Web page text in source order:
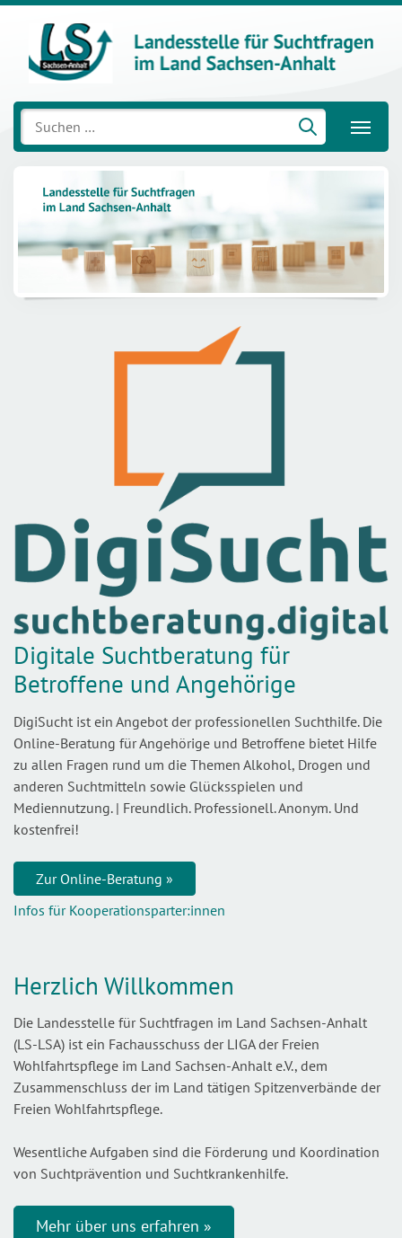
Suchen
nach:
Digitale Suchtberatung für
Betroffene und Angehörige
DigiSucht ist ein Angebot der professionellen Suchthilfe. Die
Online-Beratung für Angehörige und Betroffene bietet Hilfe
zu allen Fragen rund um die Themen Alkohol, Drogen und
anderen Suchtmitteln sowie Glücksspielen und
Mediennutzung. | Freundlich. Professionell. Anonym. Und
kostenfrei!
Zur Online-Beratung »
Infos für Kooperationsparter:innen
Herzlich Willkommen
Die Landesstelle für Suchtfragen im Land Sachsen-Anhalt
(LS-LSA) ist ein Fachausschuss der LIGA der Freien
Wohlfahrtspflege im Land Sachsen-Anhalt e.V., dem
Zusammenschluss der im Land tätigen Spitzenverbände der
Freien Wohlfahrtspflege.
Wesentliche Aufgaben sind die Förderung und Koordination
von Suchtprävention und Suchtkrankenhilfe.
Mehr über uns erfahren »